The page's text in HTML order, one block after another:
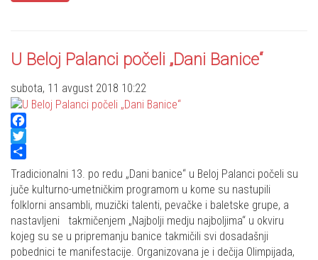
U Beloj Palanci počeli „Dani Banice“
subota, 11 avgust 2018 10:22
Facebook
Twitter
Share
Tradicionalni 13. po redu „Dani banice“ u Beloj Palanci počeli su
juče kulturno-umetničkim programom u kome su nastupili
folklorni ansambli, muzički talenti, pevačke i baletske grupe, a
nastavljeni takmičenjem „Najbolji medju najboljima“ u okviru
kojeg su se u pripremanju banice takmičili svi dosadašnji
pobednici te manifestacije. Organizovana je i dečija Olimpijada,